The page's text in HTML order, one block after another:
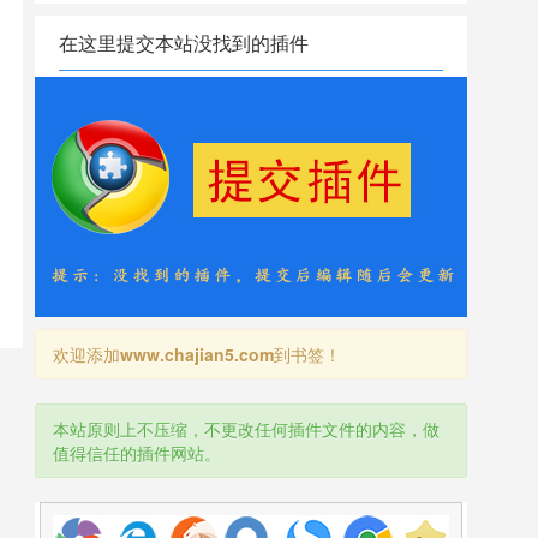
在这里提交本站没找到的插件
欢迎添加www.chajian5.com到书签！
本站原则上不压缩，不更改任何插件文件的内容，做
值得信任的插件网站。